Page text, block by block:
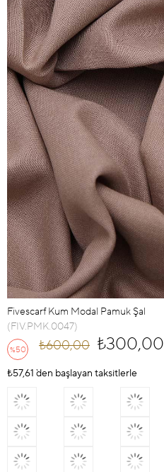
Fivescarf Kum Modal Pamuk Şal
(FIV.PMK.0047)
%50
İndirim
₺600,00 ₺300,00
₺57,61 `den başlayan taksitlerle